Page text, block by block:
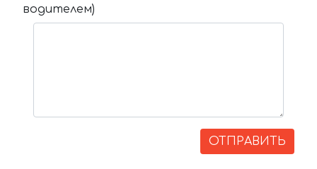
водителем)
ОТПРАВИТЬ